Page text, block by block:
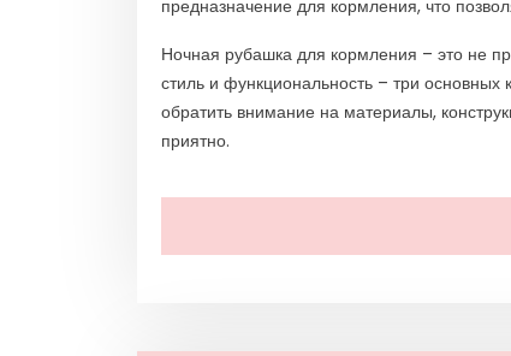
предназначение для кормления, что
Ночная рубашка для кормления – это не
стиль и функциональность – три основных
обратить внимание на материалы,
приятно.